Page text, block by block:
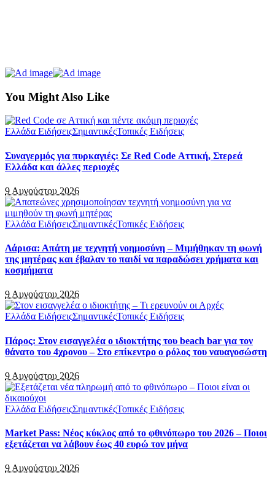
You Might Also Like
Ελλάδα ΕιδήσειςΣημαντικέςΤοπικές Ειδήσεις
Συναγερμός για πυρκαγιές: Σε Red Code Αττική, Στερεά
Ελλάδα και άλλες περιοχές
9 Αυγούστου 2026
Ελλάδα ΕιδήσειςΣημαντικέςΤοπικές Ειδήσεις
Λάρισα: Απάτη με τεχνητή νοημοσύνη – Μιμήθηκαν τη φωνή
της μητέρας και έβαλαν το παιδί να παραδώσει χρήματα και
κοσμήματα
9 Αυγούστου 2026
Ελλάδα ΕιδήσειςΣημαντικέςΤοπικές Ειδήσεις
Πάρος: Στον εισαγγελέα ο ιδιοκτήτης του beach bar για τον
θάνατο του 4χρονου – Στο επίκεντρο ο ρόλος του ναυαγοσώστη
9 Αυγούστου 2026
Ελλάδα ΕιδήσειςΣημαντικέςΤοπικές Ειδήσεις
Market Pass: Νέος κύκλος από το φθινόπωρο του 2026 – Ποιοι
εξετάζεται να λάβουν έως 40 ευρώ τον μήνα
9 Αυγούστου 2026